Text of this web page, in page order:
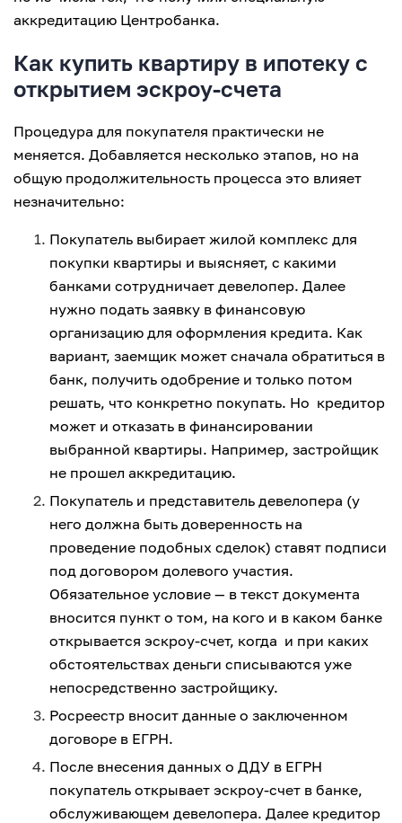
аккредитацию Центробанка.
Как купить квартиру в ипотеку с
открытием эскроу-счета
Процедура для покупателя практически не
меняется. Добавляется несколько этапов, но на
общую продолжительность процесса это влияет
незначительно:
Покупатель выбирает жилой комплекс для
покупки квартиры и выясняет, с какими
банками сотрудничает девелопер. Далее
нужно подать заявку в финансовую
организацию для оформления кредита. Как
вариант, заемщик может сначала обратиться в
банк, получить одобрение и только потом
решать, что конкретно покупать. Но кредитор
может и отказать в финансировании
выбранной квартиры. Например, застройщик
не прошел аккредитацию.
Покупатель и представитель девелопера (у
него должна быть доверенность на
проведение подобных сделок) ставят подписи
под договором долевого участия.
Обязательное условие — в текст документа
вносится пункт о том, на кого и в каком банке
открывается эскроу-счет, когда и при каких
обстоятельствах деньги списываются уже
непосредственно застройщику.
Росреестр вносит данные о заключенном
договоре в ЕГРН.
После внесения данных о ДДУ в ЕГРН
покупатель открывает эскроу-счет в банке,
обслуживающем девелопера. Далее кредитор